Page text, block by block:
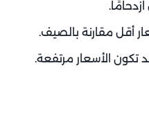
أقل مقارنة بالصيف.
الأسعار مرتفعة.